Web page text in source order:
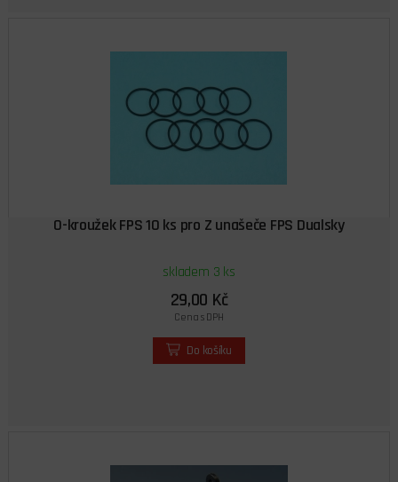
O-kroužek FPS 10 ks pro Z unašeče FPS Dualsky
skladem 3 ks
29,00 Kč
Cena s DPH
Do košíku